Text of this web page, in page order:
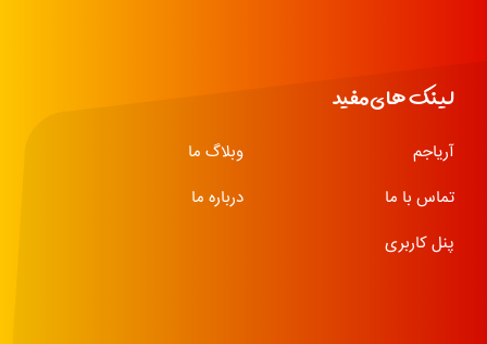
لینک های مفید
آریاجم
وبلاگ ما
تماس با ما
درباره ما
پنل کاربری